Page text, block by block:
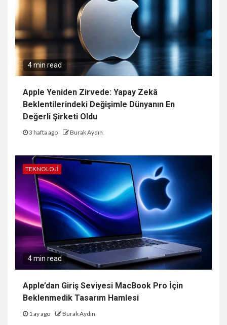
4 min read
Apple Yeniden Zirvede: Yapay Zekâ
Beklentilerindeki Değişimle Dünyanın En
Değerli Şirketi Oldu
3 hafta ago Burak Aydın
TEKNOLOJI
4 min read
Apple’dan Giriş Seviyesi MacBook Pro İçin
Beklenmedik Tasarım Hamlesi
1 ay ago Burak Aydın